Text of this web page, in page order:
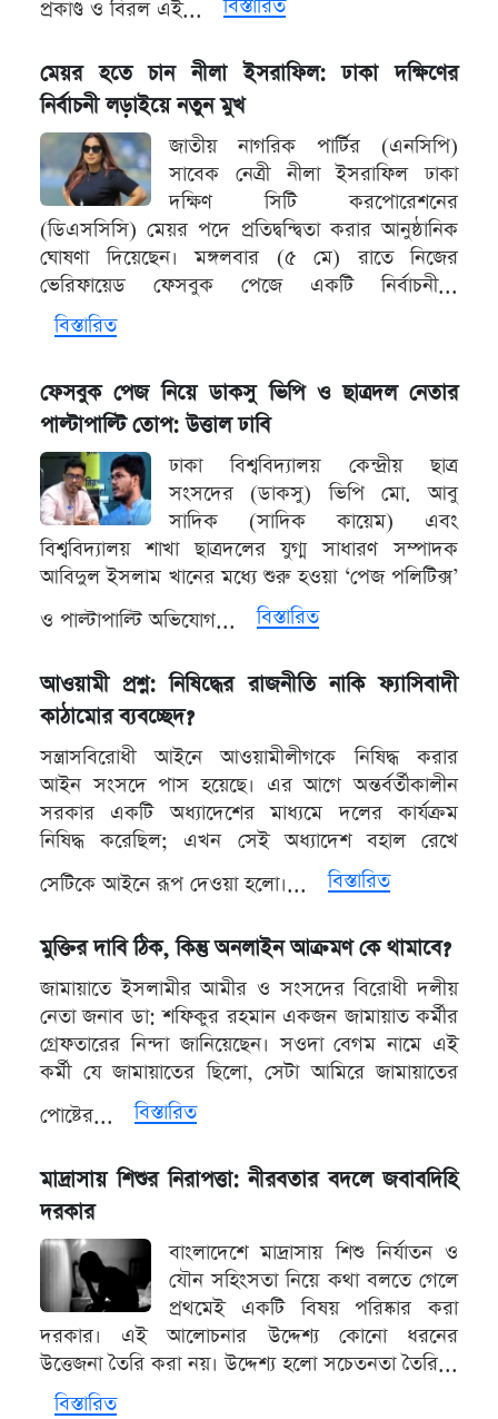
প্রকাণ্ড ও বিরল এই... বিস্তারিত
মেয়র হতে চান নীলা ইসরাফিল: ঢাকা দক্ষিণের
নির্বাচনী লড়াইয়ে নতুন মুখ
জাতীয় নাগরিক পার্টির (এনসিপি)
সাবেক নেত্রী নীলা ইসরাফিল ঢাকা
দক্ষিণ সিটি করপোরেশনের
(ডিএসসিসি) মেয়র পদে প্রতিদ্বন্দ্বিতা করার আনুষ্ঠানিক
ঘোষণা দিয়েছেন। মঙ্গলবার (৫ মে) রাতে নিজের
ভেরিফায়েড ফেসবুক পেজে একটি নির্বাচনী...
বিস্তারিত
ফেসবুক পেজ নিয়ে ডাকসু ভিপি ও ছাত্রদল নেতার
পাল্টাপাল্টি তোপ: উত্তাল ঢাবি
ঢাকা বিশ্ববিদ্যালয় কেন্দ্রীয় ছাত্র
সংসদের (ডাকসু) ভিপি মো. আবু
সাদিক (সাদিক কায়েম) এবং
বিশ্ববিদ্যালয় শাখা ছাত্রদলের যুগ্ম সাধারণ সম্পাদক
আবিদুল ইসলাম খানের মধ্যে শুরু হওয়া ‘পেজ পলিটিক্স’
ও পাল্টাপাল্টি অভিযোগ...
বিস্তারিত
আওয়ামী প্রশ্ন: নিষিদ্ধের রাজনীতি নাকি ফ্যাসিবাদী
কাঠামোর ব্যবচ্ছেদ?
সন্ত্রাসবিরোধী আইনে আওয়ামীলীগকে নিষিদ্ধ করার
আইন সংসদে পাস হয়েছে। এর আগে অন্তর্বর্তীকালীন
সরকার একটি অধ্যাদেশের মাধ্যমে দলের কার্যক্রম
নিষিদ্ধ করেছিল; এখন সেই অধ্যাদেশ বহাল রেখে
সেটিকে আইনে রূপ দেওয়া হলো।...
বিস্তারিত
মুক্তির দাবি ঠিক, কিন্তু অনলাইন আক্রমণ কে থামাবে?
জামায়াতে ইসলামীর আমীর ও সংসদের বিরোধী দলীয়
নেতা জনাব ডা: শফিকুর রহমান একজন জামায়াত কর্মীর
গ্রেফতারের নিন্দা জানিয়েছেন। সওদা বেগম নামে এই
কর্মী যে জামায়াতের ছিলো, সেটা আমিরে জামায়াতের
পোষ্টের...
বিস্তারিত
মাদ্রাসায় শিশুর নিরাপত্তা: নীরবতার বদলে জবাবদিহি
দরকার
বাংলাদেশে মাদ্রাসায় শিশু নির্যাতন ও
যৌন সহিংসতা নিয়ে কথা বলতে গেলে
প্রথমেই একটি বিষয় পরিষ্কার করা
দরকার। এই আলোচনার উদ্দেশ্য কোনো ধরনের
উত্তেজনা তৈরি করা নয়। উদ্দেশ্য হলো সচেতনতা তৈরি...
বিস্তারিত